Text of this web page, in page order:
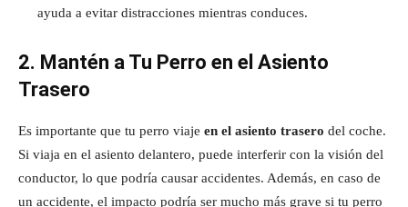
ayuda a evitar distracciones mientras conduces.
2. Mantén a Tu Perro en el Asiento
Trasero
Es importante que tu perro viaje en el asiento trasero del coche.
Si viaja en el asiento delantero, puede interferir con la visión del
conductor, lo que podría causar accidentes. Además, en caso de
un accidente, el impacto podría ser mucho más grave si tu perro